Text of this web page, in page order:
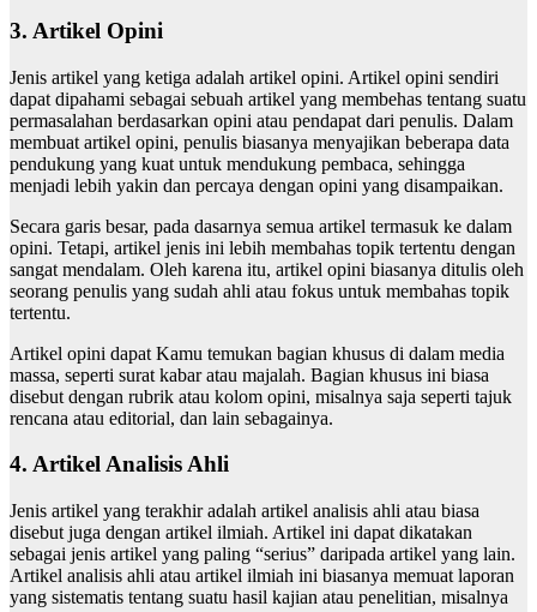
3. Artikel Opini
Jenis artikel yang ketiga adalah artikel opini. Artikel opini sendiri
dapat dipahami sebagai sebuah artikel yang membehas tentang suatu
permasalahan berdasarkan opini atau pendapat dari penulis. Dalam
membuat artikel opini, penulis biasanya menyajikan beberapa data
pendukung yang kuat untuk mendukung pembaca, sehingga
menjadi lebih yakin dan percaya dengan opini yang disampaikan.
Secara garis besar, pada dasarnya semua artikel termasuk ke dalam
opini. Tetapi, artikel jenis ini lebih membahas topik tertentu dengan
sangat mendalam. Oleh karena itu, artikel opini biasanya ditulis oleh
seorang penulis yang sudah ahli atau fokus untuk membahas topik
tertentu.
Artikel opini dapat Kamu temukan bagian khusus di dalam media
massa, seperti surat kabar atau majalah. Bagian khusus ini biasa
disebut dengan rubrik atau kolom opini, misalnya saja seperti tajuk
rencana atau editorial, dan lain sebagainya.
4. Artikel Analisis Ahli
Jenis artikel yang terakhir adalah artikel analisis ahli atau biasa
disebut juga dengan artikel ilmiah. Artikel ini dapat dikatakan
sebagai jenis artikel yang paling “serius” daripada artikel yang lain.
Artikel analisis ahli atau artikel ilmiah ini biasanya memuat laporan
yang sistematis tentang suatu hasil kajian atau penelitian, misalnya